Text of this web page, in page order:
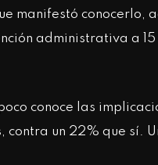
manifestó conocerlo,
administrativa a 15
conoce las
contra un 22% que sí.